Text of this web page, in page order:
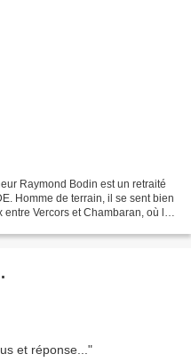
Raymond Bodin est un retraité
Homme de terrain, il se sent bien
Vercors et Chambaran, où les